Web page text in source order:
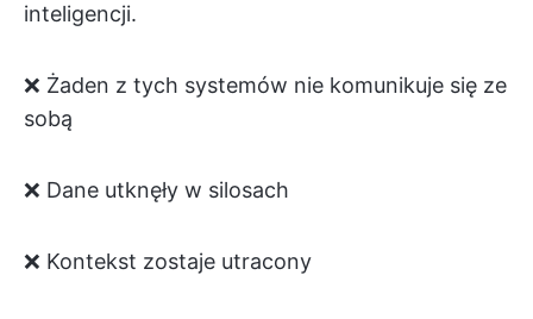
inteligencji.
❌ Żaden z tych systemów nie komunikuje się ze
sobą
❌ Dane utknęły w silosach
❌ Kontekst zostaje utracony